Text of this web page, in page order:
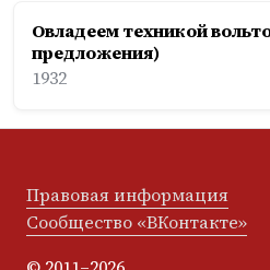
Овладеем техникой
предложения)
1932
Правовая информация
Сообщество «ВКонтакте»